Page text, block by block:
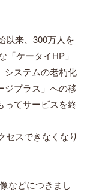
以来、300万人を
「ケータイHP」
システムの老朽化
ジプラス」への移
ってサービスを終
セスできなくなり
などにつきまし